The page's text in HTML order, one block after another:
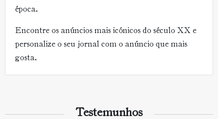
época.
Encontre os anúncios mais icónicos do século XX e
personalize o seu jornal com o anúncio que mais
gosta.
Testemunhos